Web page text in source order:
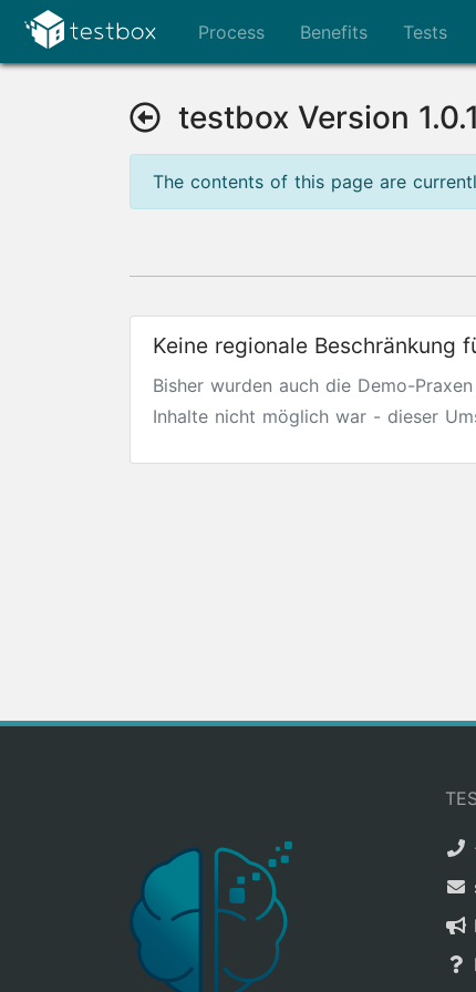
Process Benefits Tests
testbox Version
The contents of this page are
Keine regionale Beschränkung
Bisher wurden auch die Demo-
Inhalte nicht möglich war - dieser